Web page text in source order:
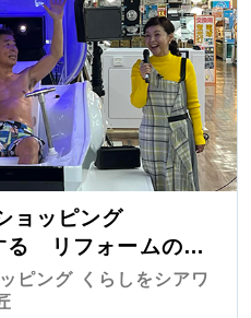
ョッピング
る リフォームの
ピング くらしをシアワ